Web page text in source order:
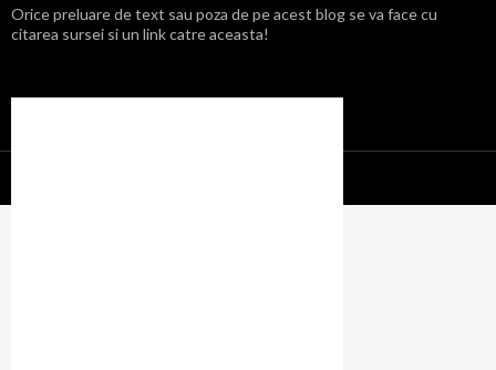
Orice preluare de text sau poza de pe acest blog se va face cu
citarea sursei si un link catre aceasta!